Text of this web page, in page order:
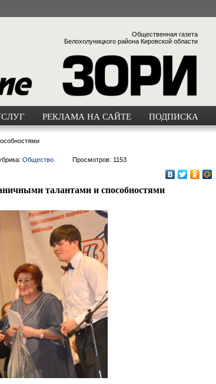
Общественная газета
Белохолуницкого района Кировской области
РЕКЛАМА НА САЙТЕ ПОДПИСКА
Общество Просмотров: 1153
талантами и способностями